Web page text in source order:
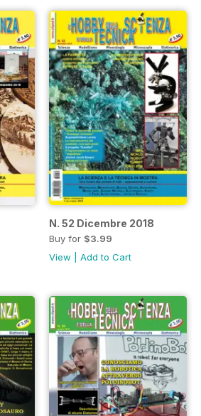
N. 52 Dicembre 2018
Buy for $3.99
View
Add to Cart